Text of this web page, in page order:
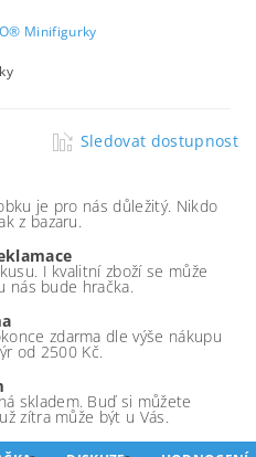
Minifigurky
Sledovat dostupnost
je pro nás důležitý. Nikdo
z bazaru.
I kvalitní zboží se může
nás bude hračka.
zdarma dle výše nákupu
od 2500 Kč.
skladem. Buď si můžete
zítra může být u Vás.